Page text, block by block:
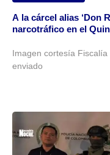
A la cárcel alias ‘Don
narcotráfico en el
Imagen cortesía
enviado